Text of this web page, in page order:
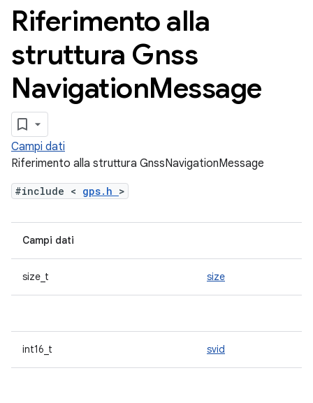
Riferimento alla
struttura Gnss
NavigationMessage
Campi dati
Riferimento alla struttura GnssNavigationMessage
#include < gps.h >
Campi dati
size_t size
int16_t svid